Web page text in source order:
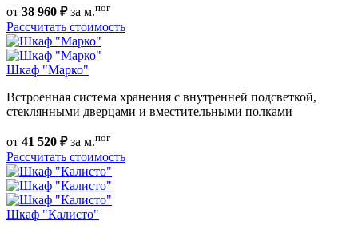
от 38 960 ₽за м.пог
Рассчитать стоимость
Шкаф "Марко"
Встроенная система хранения с внутренней подсветкой,
стеклянными дверцами и вместительными полками
от 41 520 ₽за м.пог
Рассчитать стоимость
Шкаф "Калисто"